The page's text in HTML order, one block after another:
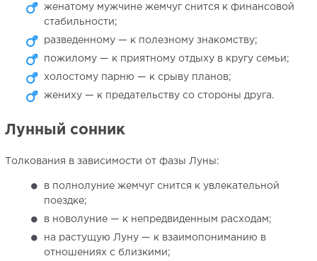
женатому мужчине жемчуг снится к финансовой
стабильности;
разведенному — к полезному знакомству;
пожилому — к приятному отдыху в кругу семьи;
холостому парню — к срыву планов;
жениху — к предательству со стороны друга.
Лунный сонник
Толкования в зависимости от фазы Луны:
в полнолуние жемчуг снится к увлекательной
поездке;
в новолуние — к непредвиденным расходам;
на растущую Луну — к взаимопониманию в
отношениях с близкими;